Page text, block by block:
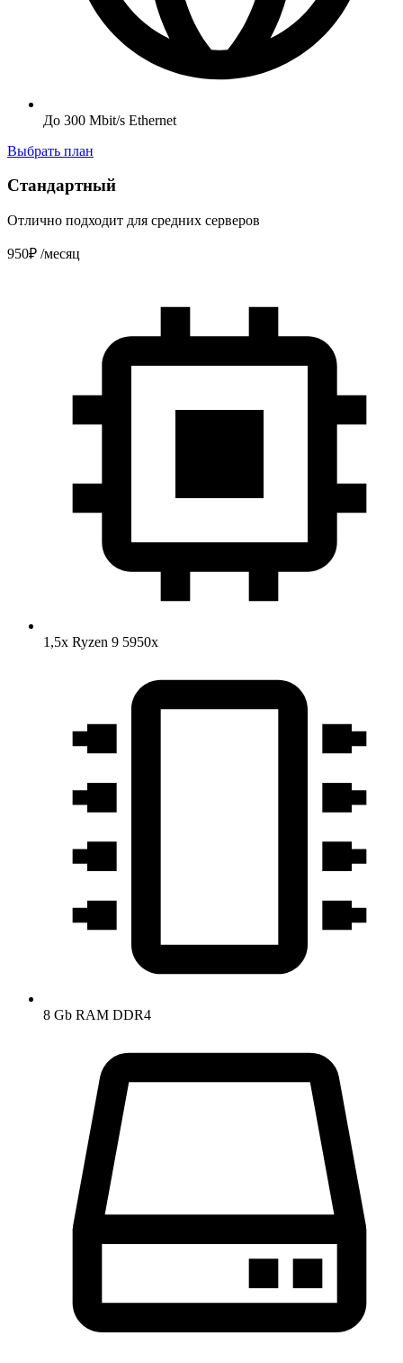
До 300 Mbit/s Ethernet
Выбрать план
Стандартный
Отлично подходит для средних серверов
950₽ /месяц
1,5x Ryzen 9 5950x
8 Gb RAM DDR4